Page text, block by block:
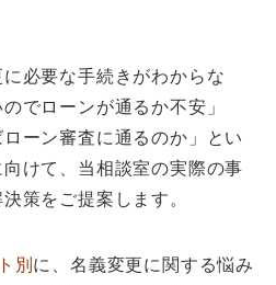
必要な手続きがわからな
でローンが通るか不安」
ローン審査に通るのか」とい
けて、当相談室の実際の事
策をご提案します。
別 に、名義変更に関する悩み